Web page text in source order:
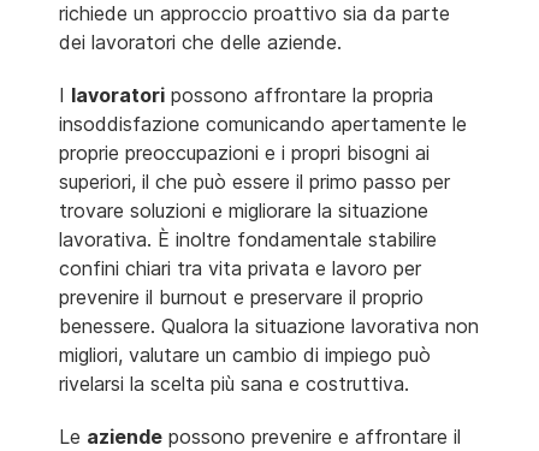
richiede un approccio proattivo sia da parte
dei lavoratori che delle aziende.
I lavoratori possono affrontare la propria
insoddisfazione comunicando apertamente le
proprie preoccupazioni e i propri bisogni ai
superiori, il che può essere il primo passo per
trovare soluzioni e migliorare la situazione
lavorativa. È inoltre fondamentale stabilire
confini chiari tra vita privata e lavoro per
prevenire il burnout e preservare il proprio
benessere. Qualora la situazione lavorativa non
migliori, valutare un cambio di impiego può
rivelarsi la scelta più sana e costruttiva.
Le aziende possono prevenire e affrontare il